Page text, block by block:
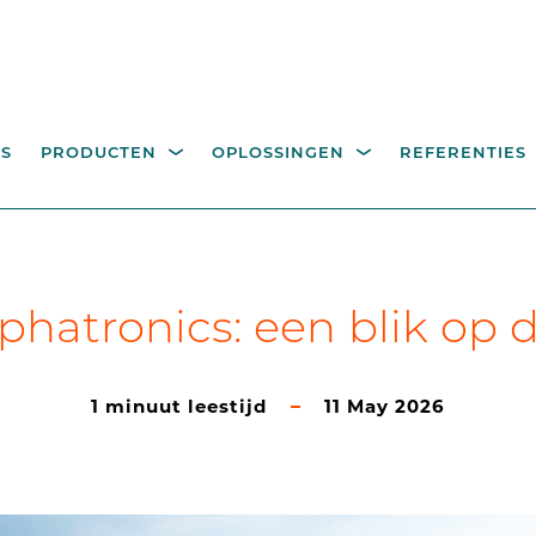
PRODUCTEN OPLOSSINGEN REFERENTIES
VOETGANGERS
PALEN EN
toegangscontrole
Overheid
Recyclageparken
een blik op
1 minuut leestijd 11 May 2026